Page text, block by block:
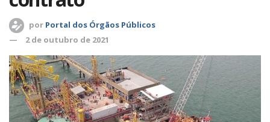
por Portal dos Órgãos Públicos
2 de outubro de 2021